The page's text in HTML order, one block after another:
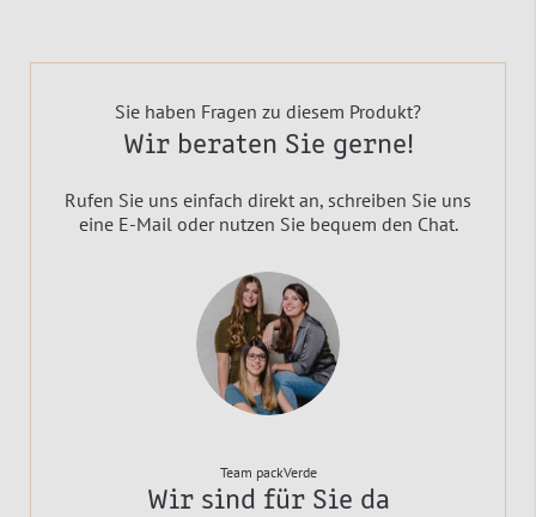
Sie haben Fragen zu diesem Produkt?
Wir beraten Sie gerne!
Rufen Sie uns einfach direkt an, schreiben Sie uns
eine E-Mail oder nutzen Sie bequem den Chat.
Team packVerde
Wir sind für Sie da